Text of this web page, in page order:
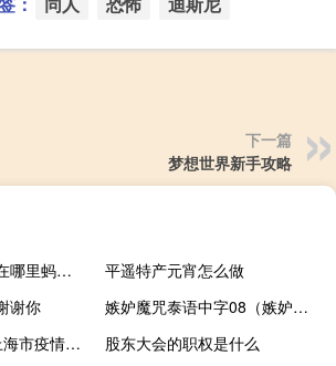
下一篇
梦想世界新手攻略
世界上最深的海沟在哪里蚂蚁庄园（关于世界上最深的海沟在哪里蚂蚁庄园的介绍）
平遥特产元宵怎么做
谢你
嫉妒魔咒泰语中字08（嫉妒魔咒）
2023年10月14日上海市疫情大数据-今日/今天疫情全网搜索最新实时消息动态情况通知播报
股东大会的职权是什么